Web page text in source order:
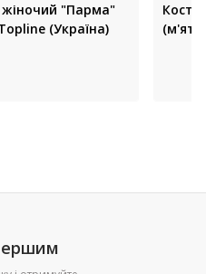
"Парма"
(Україна)